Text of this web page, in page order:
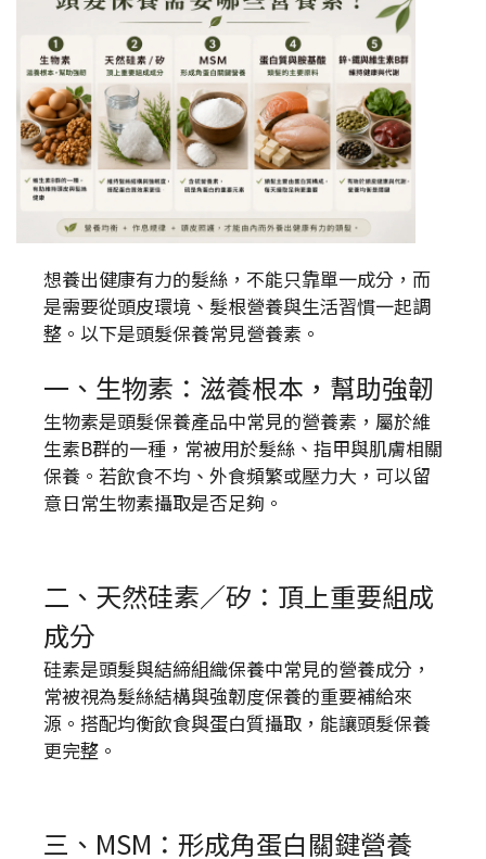
想養出健康有力的髮絲，不能只靠單一成分，而
是需要從頭皮環境、髮根營養與生活習慣一起調
整。以下是頭髮保養常見營養素。
一、生物素：滋養根本，幫助強韌
生物素是頭髮保養產品中常見的營養素，屬於維
生素B群的一種，常被用於髮絲、指甲與肌膚相關
保養。若飲食不均、外食頻繁或壓力大，可以留
意日常生物素攝取是否足夠。
二、天然硅素／矽：頂上重要組成
成分
硅素是頭髮與結締組織保養中常見的營養成分，
常被視為髮絲結構與強韌度保養的重要補給來
源。搭配均衡飲食與蛋白質攝取，能讓頭髮保養
更完整。
三、MSM：形成角蛋白關鍵營養